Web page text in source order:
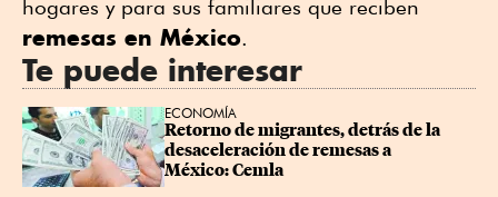
hogares y para sus familiares que reciben
remesas en México.
Te puede interesar
ECONOMÍA
Retorno de migrantes, detrás de la
desaceleración de remesas a
México: Cemla